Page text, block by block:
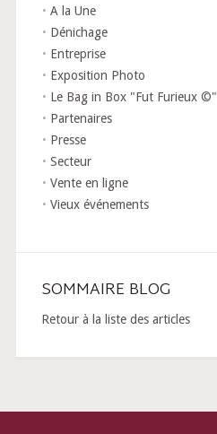
A la Une
Dénichage
Entreprise
Exposition Photo
Le Bag in Box "Fut Furieux ©"
Partenaires
Presse
Secteur
Vente en ligne
Vieux événements
SOMMAIRE BLOG
Retour à la liste des articles